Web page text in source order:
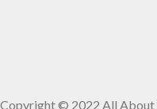
Copyright © 2022 All About